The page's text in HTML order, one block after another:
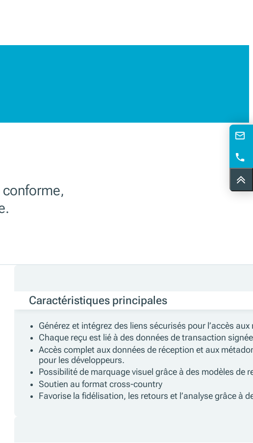
Caractéristiques principales
Générez et intégrez des liens sécurisés pour l’accès
Chaque reçu est lié à des données de transaction
Accès complet aux données de réception et aux
pour les développeurs.
Possibilité de marquage visuel grâce à des modèles de
Soutien au format cross-country
Favorise la fidélisation, les retours et l’analyse grâce à